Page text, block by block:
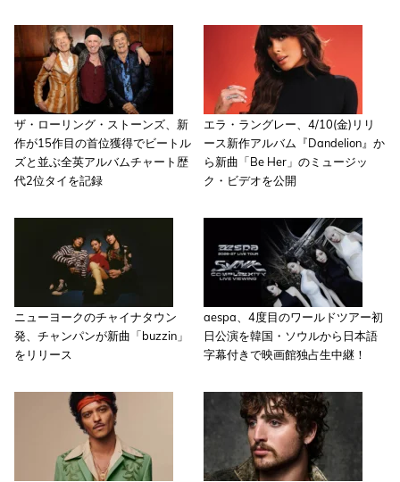
ザ・ローリング・ストーンズ、新
作が15作目の首位獲得でビートル
ズと並ぶ全英アルバムチャート歴
代2位タイを記録
エラ・ラングレー、4/10(金)リリ
ース新作アルバム『Dandelion』か
ら新曲「Be Her」のミュージッ
ク・ビデオを公開
ニューヨークのチャイナタウン
発、チャンパンが新曲「buzzin」
をリリース
aespa、4度目のワールドツアー初
日公演を韓国・ソウルから日本語
字幕付きで映画館独占生中継！